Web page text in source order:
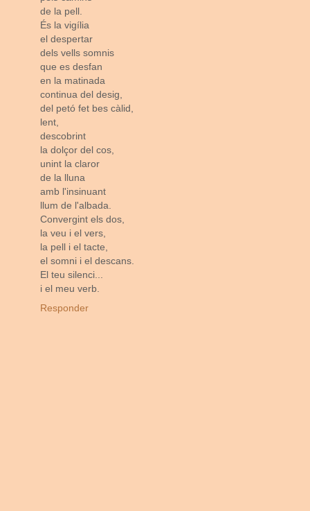
de la pell.
És la vigília
el despertar
dels vells somnis
que es desfan
en la matinada
continua del desig,
del petó fet bes càlid,
lent,
descobrint
la dolçor del cos,
unint la claror
de la lluna
amb l'insinuant
llum de l'albada.
Convergint els dos,
la veu i el vers,
la pell i el tacte,
el somni i el descans.
El teu silenci...
i el meu verb.
Responder